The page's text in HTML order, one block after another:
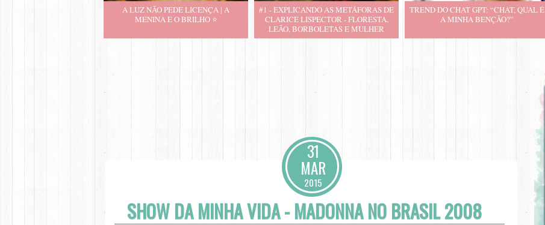
A LUZ NÃO PEDE LICENÇA | A
MENINA E O BRILHO ⭐️
#1 - EXPLICANDO AS METÁFORAS DE
CLARICE LISPECTOR - FLORESTA,
LEÃO, BORBOLETAS E MULHER
TREND DO CHAT GPT: “CHAT, QUAL É
A MINHA BENÇÃO?”
31
MAR
2015
SHOW DA MINHA VIDA - MADONNA NO BRASIL 2008